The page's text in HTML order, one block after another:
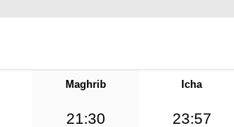
Maghrib Icha
21:30 23:57